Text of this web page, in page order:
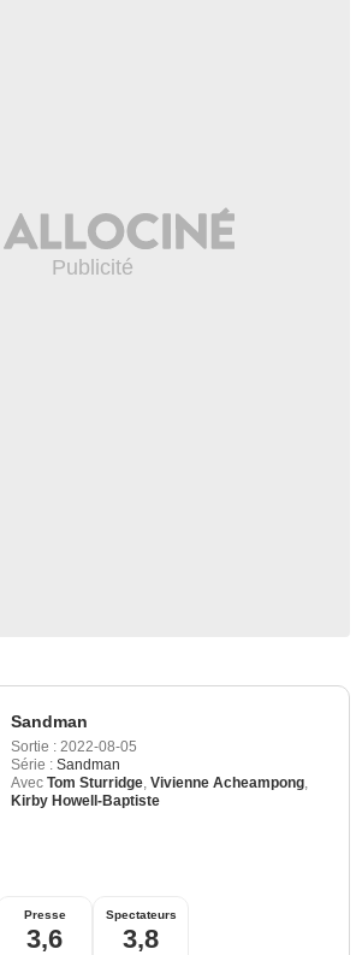
Sandman
Sortie : 2022-08-05
Série : Sandman
Avec Tom Sturridge Vivienne Acheampong
Kirby Howell-Baptiste
Presse
3,6
Spectateurs
3,8